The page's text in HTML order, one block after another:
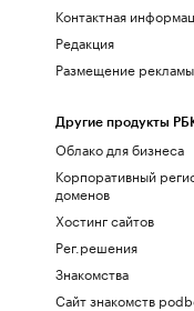
Контактная
Редакция
Размещение рекламы
Другие продукты
Облако для бизнеса
Корпоративный
доменов
Хостинг сайтов
Рег.решения
Знакомства
Сайт знакомств